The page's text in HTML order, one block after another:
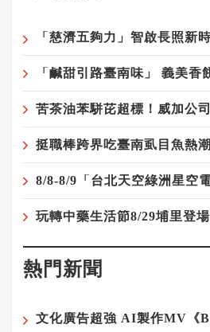
「鹹甜引路臺南味」 義美香
8/8-8/9「台北天空綠洲星空
玩轉中藥生活節8/29埔里登場
熱門新聞